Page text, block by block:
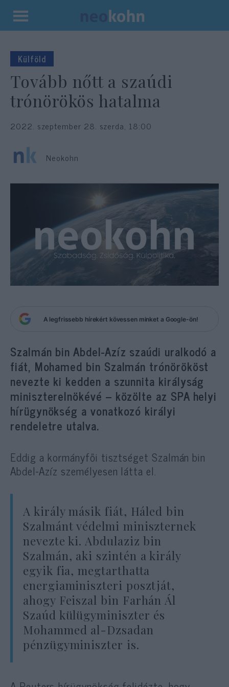
Kilépés
tartalomba
Külföld
Tovább nőtt a szaúdi
trónörökös hatalma
2022. szeptember 28. szerda, 18:00
Neokohn
A legfrissebb hírekért kövessen minket a Google-ön!
Szalmán bin Abdel-Azíz szaúdi uralkodó a
fiát, Mohamed bin Szalmán trónörököst
nevezte ki kedden a szunnita királyság
miniszterelnökévé – közölte az SPA helyi
hírügynökség a vonatkozó királyi
rendeletre utalva.
Eddig a kormányfői tisztséget Szalmán bin
Abdel-Azíz személyesen látta el.
A király másik fiát, Háled bin
Szalmánt védelmi miniszternek
nevezte ki. Abdulaziz bin
Szalmán, aki szintén a király
egyik fia, megtarthatta
energiaminiszteri posztját,
ahogy Feiszal bin Farhán Ál
Szaúd külügyminiszter és
Mohammed al-Dzsadan
pénzügyminiszter is.